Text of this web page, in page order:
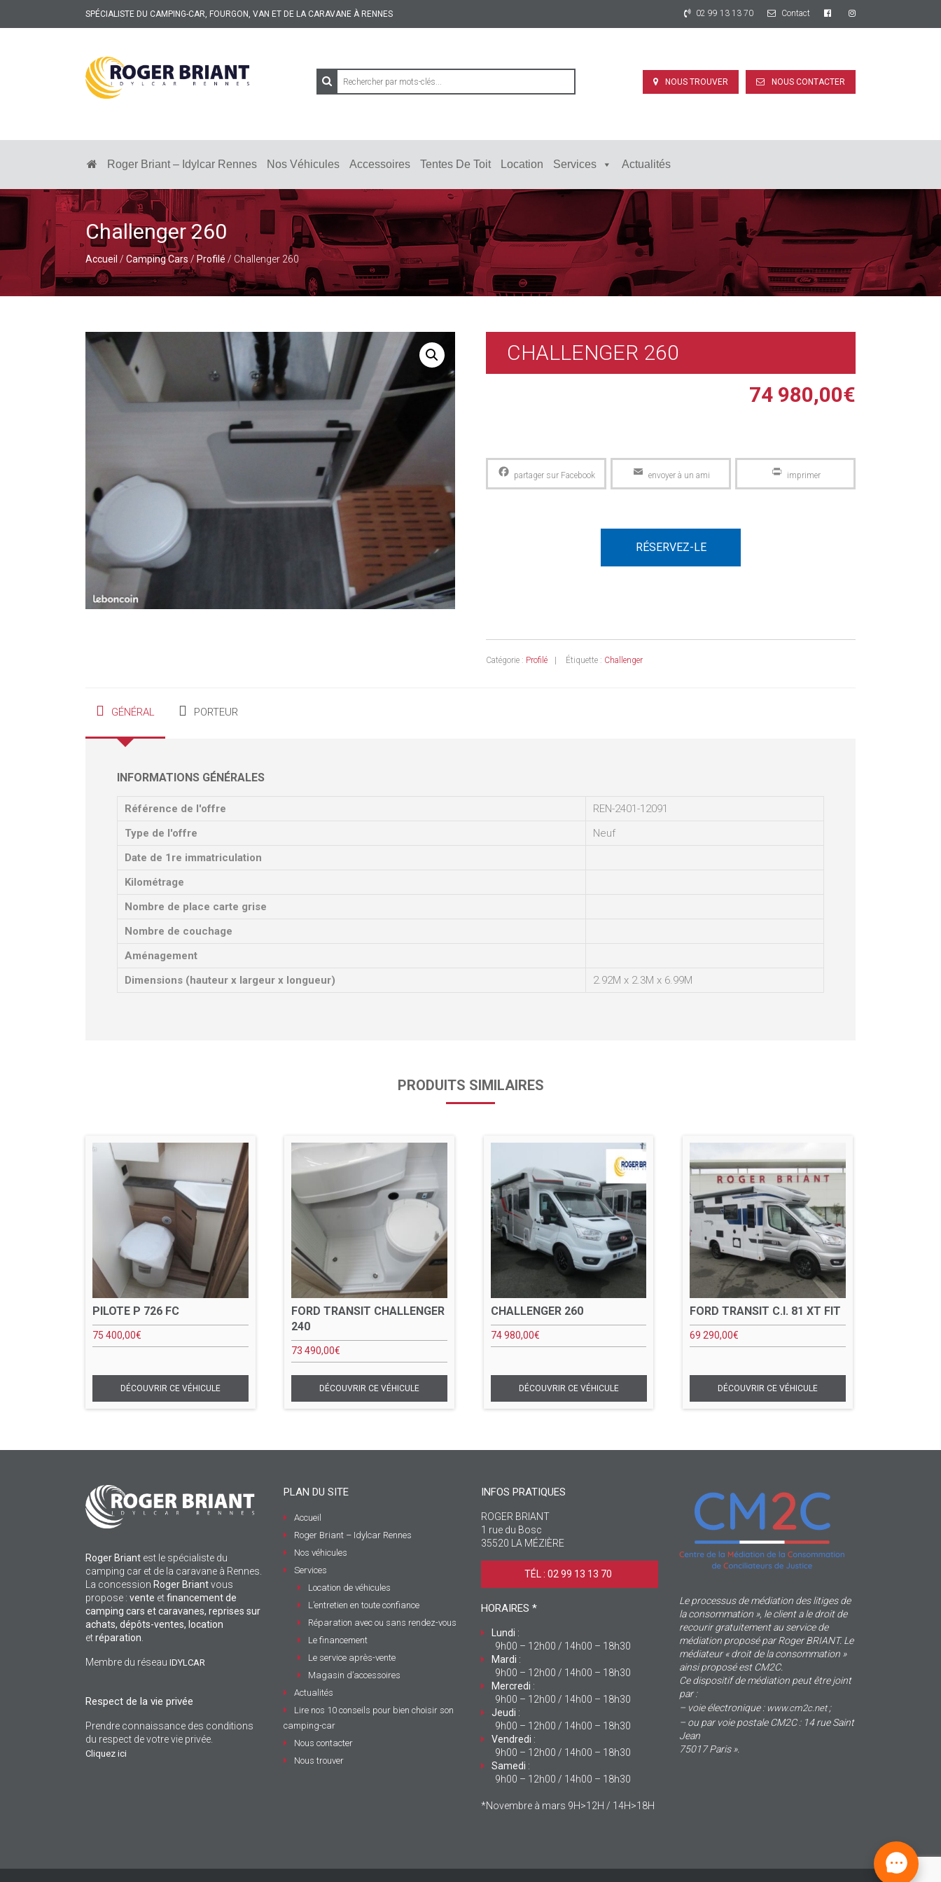
SPÉCIALISTE DU CAMPING-CAR, FOURGON, VAN ET DE LA CARAVANE À RENNES 02 99 13 13 70 Contact
ROGER
BRIANT
DU
CAR
DE
LA
CARAVANE
À
RENNES
NOUS TROUVER NOUS CONTACTER
Roger Briant – Idylcar Rennes Nos Véhicules Accessoires Tentes De Toit Location Services Actualités
Challenger 260
Accueil / Camping Cars / Profilé / Challenger 260
CHALLENGER 260
74 980,00€
Facebook Email PrintFriendly
RÉSERVEZ-LE
Catégorie : Profilé Étiquette : Challenger
GÉNÉRAL PORTEUR
INFORMATIONS GÉNÉRALES
Référence de l'offre
REN-2401-12091
Type de l'offre
Neuf
Date de 1re immatriculation
Kilométrage
Nombre de place carte grise
Nombre de couchage
Aménagement
Dimensions (hauteur x largeur x longueur)
2.92M x 2.3M x 6.99M
PRODUITS SIMILAIRES
PILOTE P 726 FC
75 400,00€
FORD TRANSIT CHALLENGER
240
73 490,00€
CHALLENGER 260
74 980,00€
FORD TRANSIT C.I. 81 XT FIT
69 290,00€
Roger Briant est le spécialiste du
camping car et de la caravane à Rennes.
La concession Roger Briantvous
propose : vente etfinancement de
camping cars et caravanes, reprises sur
achats, dépôts-ventes, location
etréparation
Membre du réseau IDYLCAR
Respect de la vie privée
Prendre connaissance des conditions
du respect de votre vie privée.
Cliquez ici
PLAN DU SITE
Accueil
Roger Briant – Idylcar Rennes
Nos véhicules
Services
Location de véhicules
L’entretien en toute confiance
Réparation avec ou sans rendez-vous
Le financement
Le service après-vente
Magasin d’accessoires
Actualités
Lire nos 10 conseils pour bien choisir son
camping-car
Nous contacter
Nous trouver
INFOS PRATIQUES
ROGER BRIANT
1 rue du Bosc
35520 LA MÉZIÈRE
TÉL : 02 99 13 13 70 ‎
HORAIRES *
Lundi :
9h00 – 12h00 / 14h00 – 18h30
Mardi :
9h00 – 12h00 / 14h00 – 18h30
Mercredi :
9h00 – 12h00 / 14h00 – 18h30
Jeudi :
9h00 – 12h00 / 14h00 – 18h30
Vendredi :
9h00 – 12h00 / 14h00 – 18h30
Samedi :
9h00 – 12h00 / 14h00 – 18h30
*Novembre à mars 9H>12H / 14H>18H
Le processus de médiation des litiges de
la consommation », le client a le droit de
recourir gratuitement au service de
médiation proposé par Roger BRIANT. Le
médiateur « droit de la consommation »
ainsi proposé est CM2C.
Ce dispositif de médiation peut être joint
par :
– voie électronique : www.cm2c.net;
– ou par voie postale CM2C : 14 rue Saint
Jean
75017 Paris ».